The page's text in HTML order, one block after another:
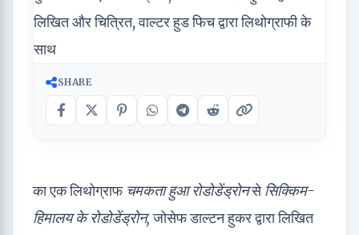
SHARE
का एक लिथोग्राफ चमकता हुआ रोडोडेंड्रोनसेसिक्किम-
हिमालय के रोडोडेंड्रोन,जोसेफ डाल्टन हुकर द्वारा लिखित